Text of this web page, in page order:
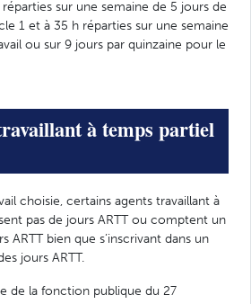
sur une semaine de 5 jours de
1 et à 35 h réparties sur une semaine
ou sur 9 jours par quinzaine pour le
à temps partiel
choisie, certains agents travaillant à
pas de jours ARTT ou comptent un
ARTT bien que s’inscrivant dans un
jours ARTT.
de la fonction publique du 27